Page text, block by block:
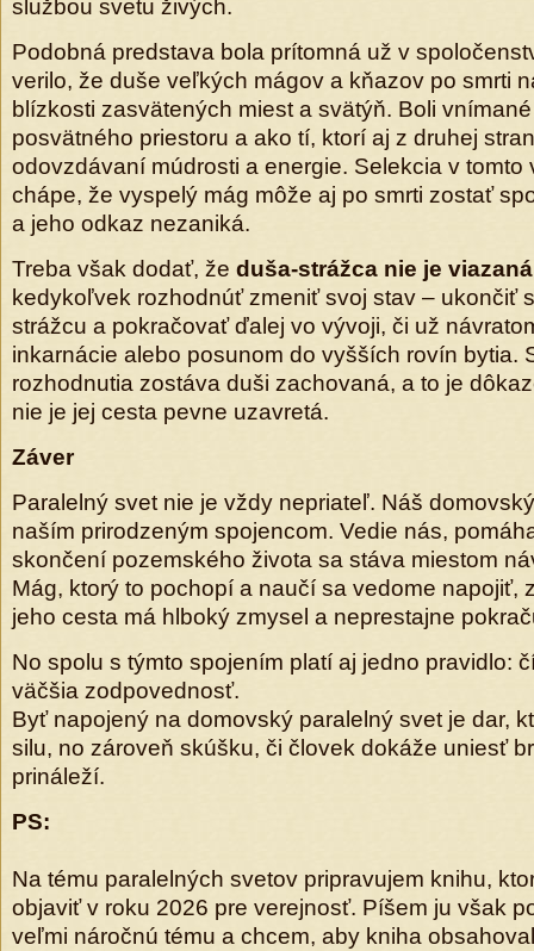
službou svetu živých.
Podobná predstava bola prítomná už v
verilo, že duše veľkých mágov a kňazov po smrti
blízkosti zasvätených miest a svätýň. Boli
posvätného priestoru a ako tí, ktorí aj z druhej
odovzdávaní múdrosti a energie. Selekcia v tomto
chápe, že vyspelý mág môže aj po smrti zostať
a jeho odkaz nezaniká.
Treba však dodať, že duša-strážca nie je
kedykoľvek rozhodnúť zmeniť svoj stav – ukončiť
strážcu a pokračovať ďalej vo vývoji, či už
inkarnácie alebo posunom do vyšších rovín bytia.
rozhodnutia zostáva duši zachovaná, a to je
nie je jej cesta pevne uzavretá.
Záver
Paralelný svet nie je vždy nepriateľ. Náš
naším prirodzeným spojencom. Vedie nás,
skončení pozemského života sa stáva miestom
Mág, ktorý to pochopí a naučí sa vedome napojiť,
jeho cesta má hlboký zmysel a neprestajne
No spolu s týmto spojením platí aj jedno pravidlo:
väčšia zodpovednosť.
Byť napojený na domovský paralelný svet je dar,
silu, no zároveň skúšku, či človek dokáže uniesť
prináleží.
PS:
Na tému paralelných svetov pripravujem knihu,
objaviť v roku 2026 pre verejnosť. Píšem ju však
veľmi náročnú tému a chcem, aby kniha